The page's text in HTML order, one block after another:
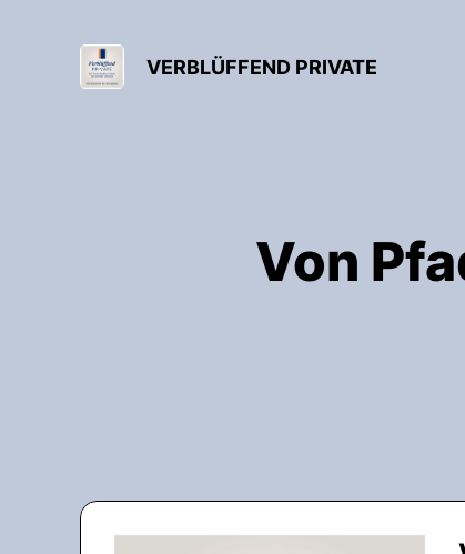
VERBLÜFFEND PRIVATE
Von